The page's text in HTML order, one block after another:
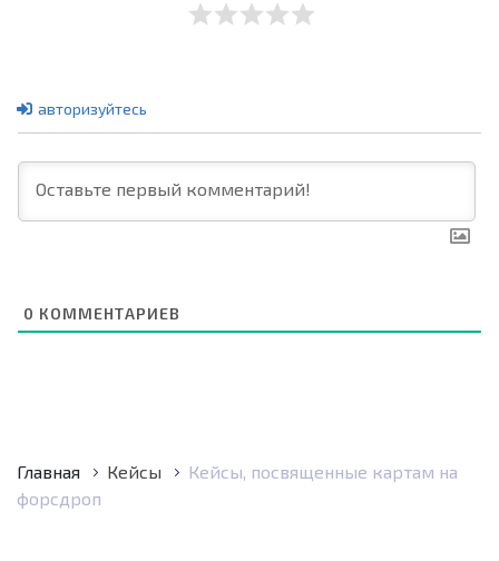
авторизуйтесь
0 КОММЕНТАРИЕВ
Главная Кейсы
Кейсы, посвященные картам на
форсдроп